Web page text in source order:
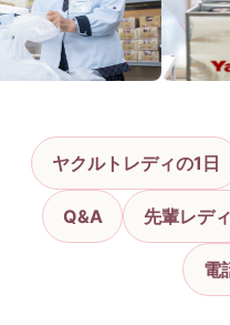
ヤクルトレディの1日
Q&A 先輩レデ
電